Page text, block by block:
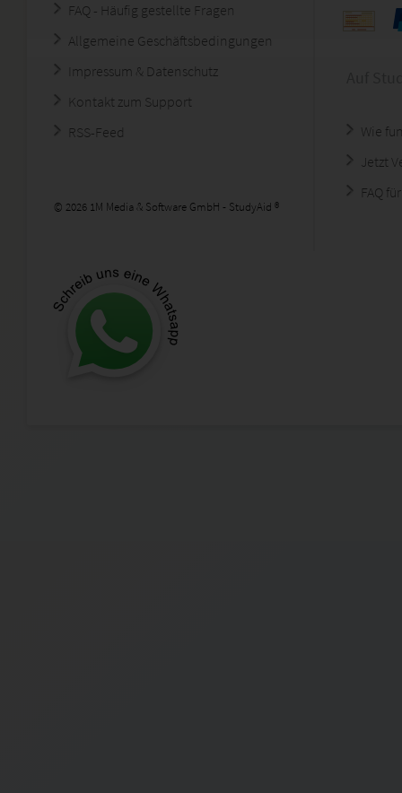
FAQ - Häufig gestellte Fragen
Allgemeine Geschäftsbedingungen
Impressum & Datenschutz
Kontakt zum Support
RSS-Feed
© 2026 1M Media & Software GmbH - StudyAid ®
Wie
Jetzt
FAQ